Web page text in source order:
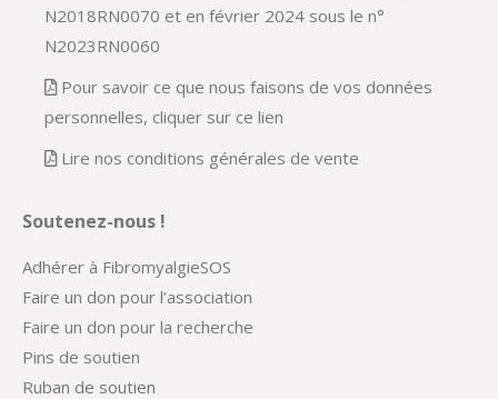
N2018RN0070 et en février 2024 sous le n°
N2023RN0060
Pour savoir ce que nous faisons de vos données
personnelles, cliquer sur ce lien
Lire nos conditions générales de vente
Soutenez-nous !
Adhérer à FibromyalgieSOS
Faire un don pour l’association
Faire un don pour la recherche
Pins de soutien
Ruban de soutien